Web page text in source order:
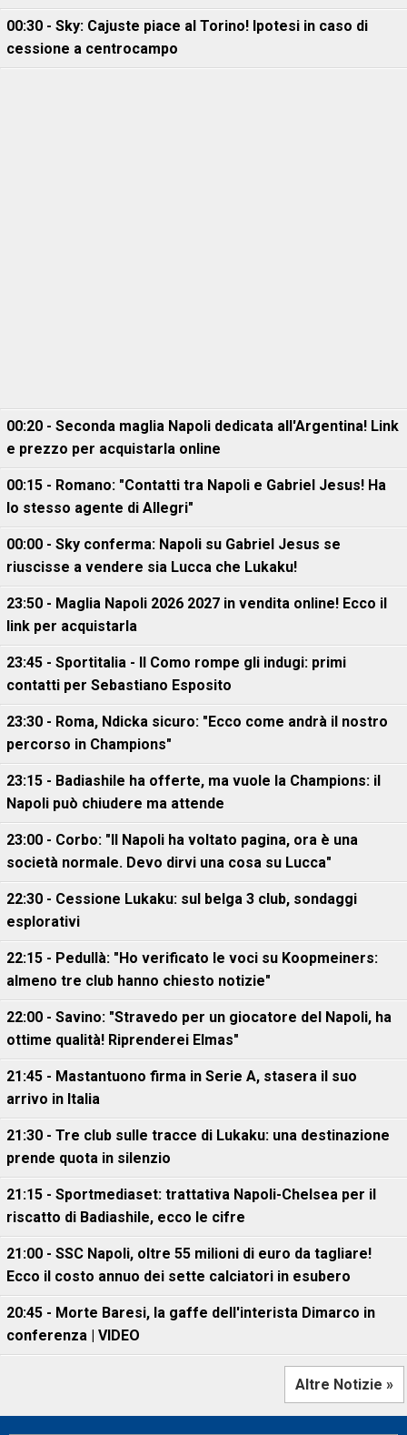
00:30 - Sky: Cajuste piace al Torino! Ipotesi in caso di
cessione a centrocampo
00:20 - Seconda maglia Napoli dedicata all'Argentina! Link
e prezzo per acquistarla online
00:15 - Romano: "Contatti tra Napoli e Gabriel Jesus! Ha
lo stesso agente di Allegri"
00:00 - Sky conferma: Napoli su Gabriel Jesus se
riuscisse a vendere sia Lucca che Lukaku!
23:50 - Maglia Napoli 2026 2027 in vendita online! Ecco il
link per acquistarla
23:45 - Sportitalia - Il Como rompe gli indugi: primi
contatti per Sebastiano Esposito
23:30 - Roma, Ndicka sicuro: "Ecco come andrà il nostro
percorso in Champions"
23:15 - Badiashile ha offerte, ma vuole la Champions: il
Napoli può chiudere ma attende
23:00 - Corbo: "Il Napoli ha voltato pagina, ora è una
società normale. Devo dirvi una cosa su Lucca"
22:30 - Cessione Lukaku: sul belga 3 club, sondaggi
esplorativi
22:15 - Pedullà: "Ho verificato le voci su Koopmeiners:
almeno tre club hanno chiesto notizie"
22:00 - Savino: "Stravedo per un giocatore del Napoli, ha
ottime qualità! Riprenderei Elmas"
21:45 - Mastantuono firma in Serie A, stasera il suo
arrivo in Italia
21:30 - Tre club sulle tracce di Lukaku: una destinazione
prende quota in silenzio
21:15 - Sportmediaset: trattativa Napoli-Chelsea per il
riscatto di Badiashile, ecco le cifre
21:00 - SSC Napoli, oltre 55 milioni di euro da tagliare!
Ecco il costo annuo dei sette calciatori in esubero
20:45 - Morte Baresi, la gaffe dell'interista Dimarco in
conferenza | VIDEO
Altre Notizie »